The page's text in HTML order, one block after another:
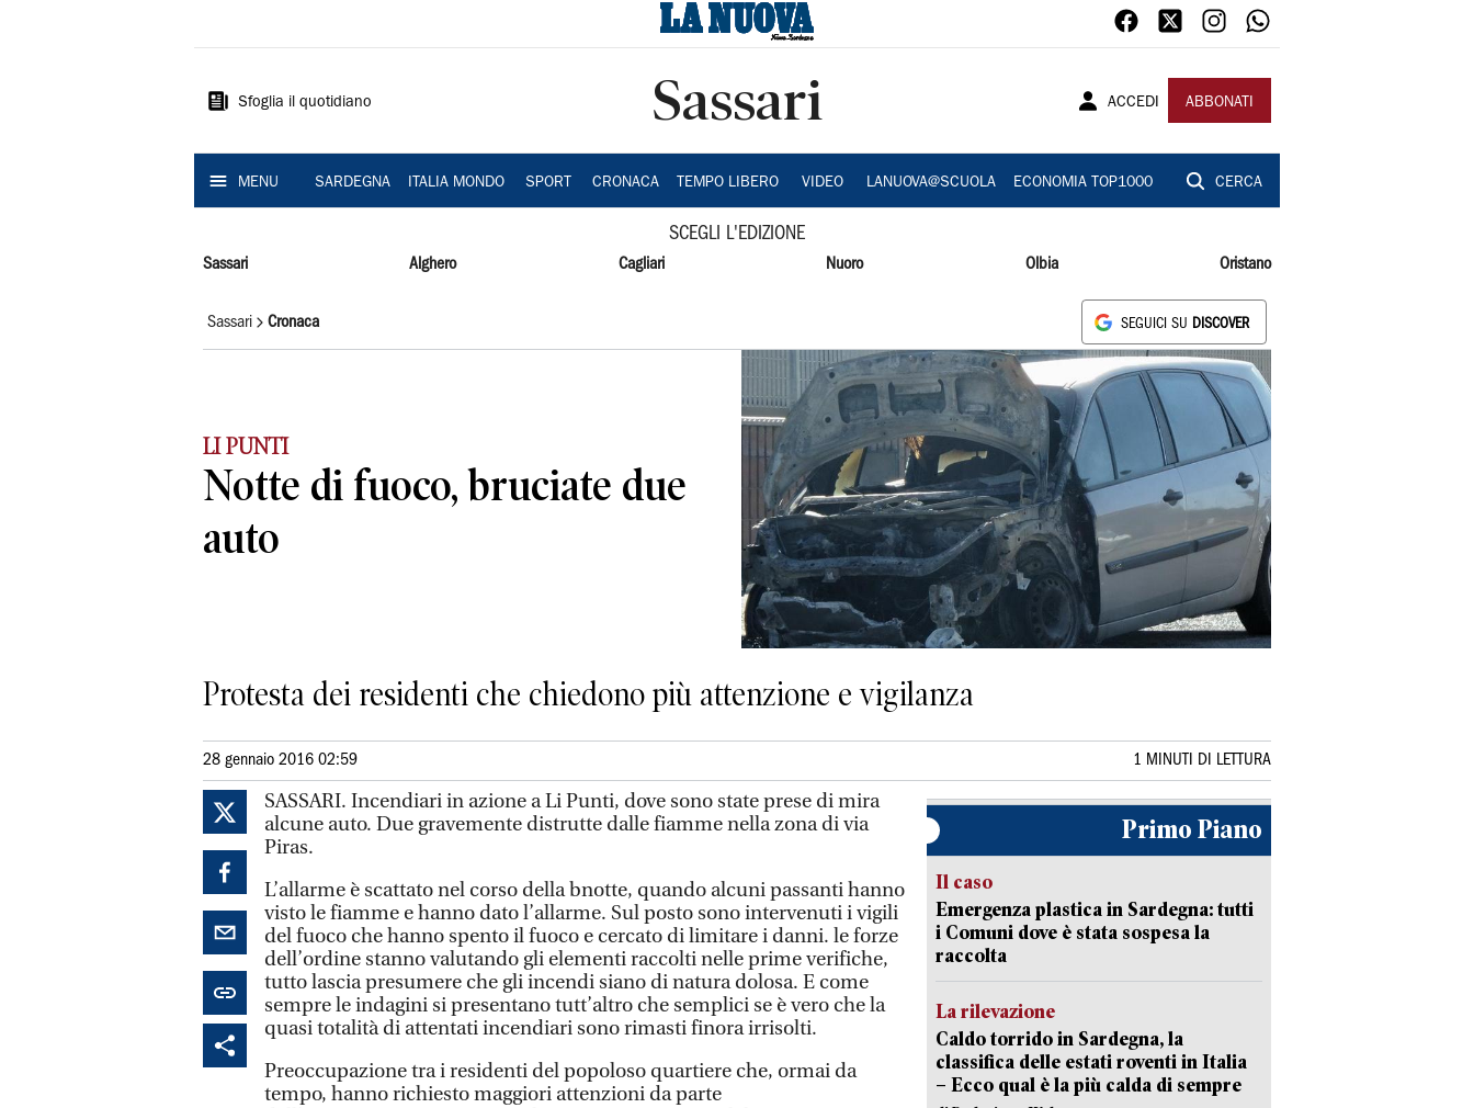
Sardegna
Sfoglia il quotidiano Sassari ACCEDI ABBONATI
MENU SARDEGNA ITALIA MONDO SPORT CRONACA TEMPO LIBERO VIDEO LANUOVA@SCUOLA ECONOMIA TOP1000 CERCA
SCEGLI L'EDIZIONE
Sassari Alghero Cagliari Nuoro Olbia Oristano
Sassari Cronaca SEGUICI SU DISCOVER
LI PUNTI
Notte di fuoco, bruciate due
auto
Protesta dei residenti che chiedono più attenzione e vigilanza
28 gennaio 2016 02:59 1 MINUTI DI LETTURA
SASSARI. Incendiari in azione a Li Punti, dove sono state prese di mira
alcune auto. Due gravemente distrutte dalle fiamme nella zona di via
Piras.
L’allarme è scattato nel corso della bnotte, quando alcuni passanti hanno
visto le fiamme e hanno dato l’allarme. Sul posto sono intervenuti i vigili
del fuoco che hanno spento il fuoco e cercato di limitare i danni. le forze
dell’ordine stanno valutando gli elementi raccolti nelle prime verifiche,
tutto lascia presumere che gli incendi siano di natura dolosa. E come
sempre le indagini si presentano tutt’altro che semplici se è vero che la
quasi totalità di attentati incendiari sono rimasti finora irrisolti.
Preoccupazione tra i residenti del popoloso quartiere che, ormai da
tempo, hanno richiesto maggiori attenzioni da parte
Primo Piano
Il caso
Emergenza plastica in Sardegna: tutti
i Comuni dove è stata sospesa la
raccolta
La rilevazione
Caldo torrido in Sardegna, la
classifica delle estati roventi in Italia
– Ecco qual è la più calda di sempre